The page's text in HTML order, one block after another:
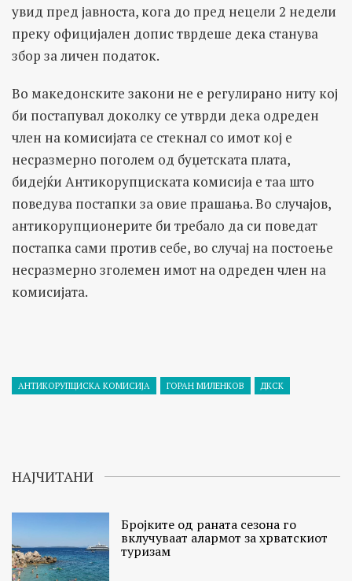
увид пред јавноста, кога до пред нецели 2 недели
преку официјален допис тврдеше дека станува
збор за личен податок.
Во македонските закони не е регулирано ниту кој
би постапувал доколку се утврди дека одреден
член на комисијата се стекнал со имот кој е
несразмерно поголем од буџетската плата,
бидејќи Антикорупциската комисија е таа што
поведува постапки за овие прашања. Во случајов,
антикорупционерите би требало да си поведат
постапка сами против себе, во случај на постоење
несразмерно зголемен имот на одреден член на
комисијата.
АНТИКОРУПЦИСКА КОМИСИЈА ГОРАН МИЛЕНКОВ ДКСК
НАЈЧИТАНИ
Бројките од раната сезона го
вклучуваат алармот за хрватскиот
туризам